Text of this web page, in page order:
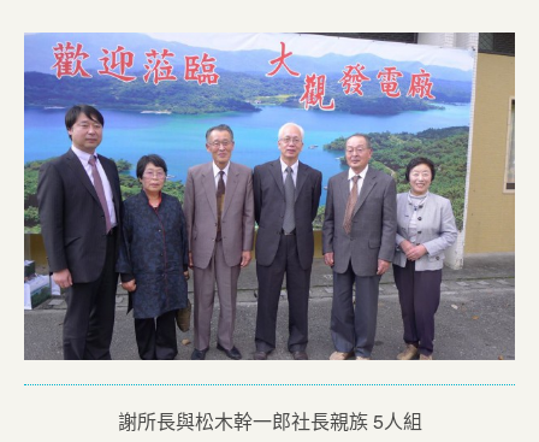
謝所長與松木幹一郎社長親族 5人組